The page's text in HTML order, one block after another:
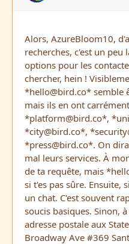
Alors, AzureBloom10,
recherches, c'est un peu
options pour les
chercher, hein !
*hello@bird.co* semble
mais ils en ont
*platform@bird.co*, *
*city@bird.co*, *
*press@bird.co*. On
mal leurs services. À
de ta requête, mais *
si t'es pas sûre. Ensuite,
un chat. C'est souvent
soucis basiques. Sinon,
adresse postale aux
Broadway Ave #369